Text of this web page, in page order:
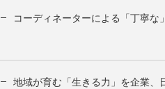
コーディネーターによる「丁寧な
地域が育む「生きる力」を企業、